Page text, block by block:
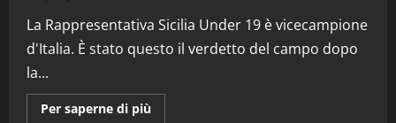
08/04/2026
La Rappresentativa Sicilia Under 19 è vicecampione
d'Italia. È stato questo il verdetto del campo dopo
la...
Per saperne di più